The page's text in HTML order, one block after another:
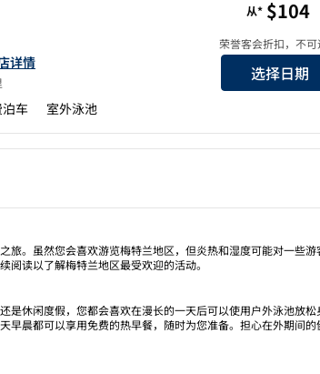
顿花园酒店 Apopka 市中心的酒店详情
详情
从* $104
荣誉客会折扣，不可
选择日期
车 室外泳池
1 页
旅。虽然您会喜欢游览梅特兰地区，但炎热和湿度可能对一些游
读以了解梅特兰地区最受欢迎的活动。
休闲度假，您都会喜欢在漫长的一天后可以使用户外泳池放松
早晨都可以享用免费的热早餐，随时为您准备。担心在外期间的